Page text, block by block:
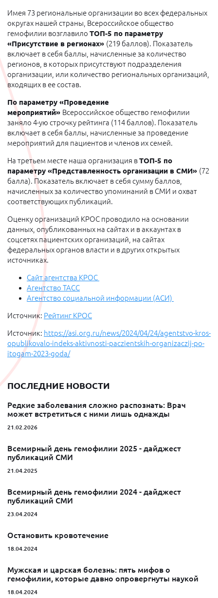
Имея 73 региональные организации во всех федеральных
округах нашей страны, Всероссийское общество
гемофилии возглавило ТОП-5 по параметру
«Присутствие в регионах» (219 баллов). Показатель
включает в себя баллы, начисленные за количество
регионов, в которых присутствуют подразделения
организации, или количество региональных организаций,
входящих в ее состав.
По параметру «Проведение
мероприятий» Всероссийское общество гемофилии
заняло 4-ую строчку рейтинга (114 баллов). Показатель
включает в себя баллы, начисленные за проведение
мероприятий для пациентов и членов их семей.
На третьем месте наша организация вТОП-5 по
параметру «Представленность организации в СМИ» (72
балла). Показатель включает в себя сумму баллов,
начисленных за количество упоминаний в СМИ и охват
соответствующих публикаций.
Оценку организаций КРОС проводило на основании
данных, опубликованных на сайтах и в аккаунтах в
соцсетях пациентских организаций, на сайтах
федеральных органов власти и в других открытых
источниках.
Сайт агентства КРОС
Агентство ТАСС
Агентство социальной информации (АСИ)
Источник: Рейтинг КРОС
Источник: https://asi.org.ru/news/2024/04/24/agentstvo-kros-
opublikovalo-indeks-aktivnosti-paczientskih-organizaczij-po-
itogam-2023-goda/
ПОСЛЕДНИЕ НОВОСТИ
Редкие заболевания сложно распознать: Врач
может встретиться с ними лишь однажды
21.02.2026
Всемирный день гемофилии 2025 - дайджест
публикаций СМИ
21.04.2025
Всемирный день гемофилии 2024 - дайджест
публикаций СМИ
23.04.2024
Остановить кровотечение
18.04.2024
Мужская и царская болезнь: пять мифов о
гемофилии, которые давно опровергнуты наукой
18.04.2024